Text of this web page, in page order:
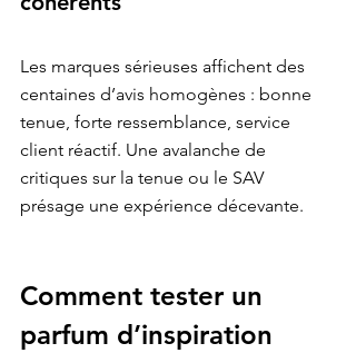
Les marques sérieuses affichent des
centaines d’avis homogènes : bonne
tenue, forte ressemblance, service
client réactif. Une avalanche de
critiques sur la tenue ou le SAV
Comment tester un
parfum d’inspiration